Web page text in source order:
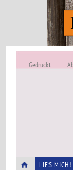
Gedruckt
LIES MICH!